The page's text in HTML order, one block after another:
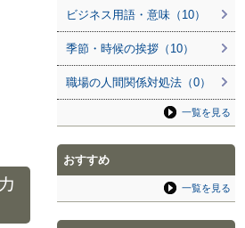
ビジネス用語・意味（10）
季節・時候の挨拶（10）
職場の人間関係対処法（0）
一覧を見る
おすすめ
一覧を見る